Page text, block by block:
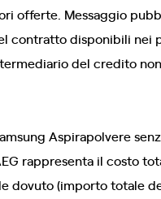
offerte. Messaggio
contratto disponibili nei
del credito
Aspirapolvere
rappresenta il costo
dovuto (importo totale